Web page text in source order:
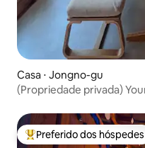
Casa ⋅ Jongno-gu
(Propriedade privada)
Entre os melhores
Preferido dos hóspedes